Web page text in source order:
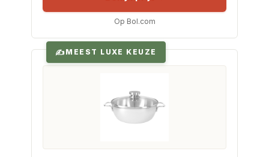
Op Bol.com
MEEST LUXE KEUZE